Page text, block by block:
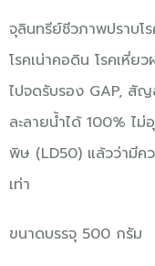
จุลินทรีย์ชีวภาพปราบโร
โรคเน่าคอดิน โรคเหี่ยว
ไปจดรับรอง GAP, สั
ละลายน้ำได้ 100% ไ
พิษ (LD50) แล้วว่ามีค
เท่า
ขนาดบรรจุ 500 กรัม